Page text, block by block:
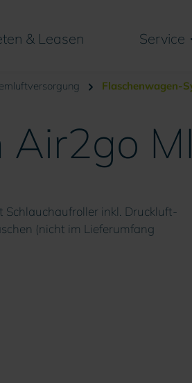
& Leasen Service
Flaschenwagen-